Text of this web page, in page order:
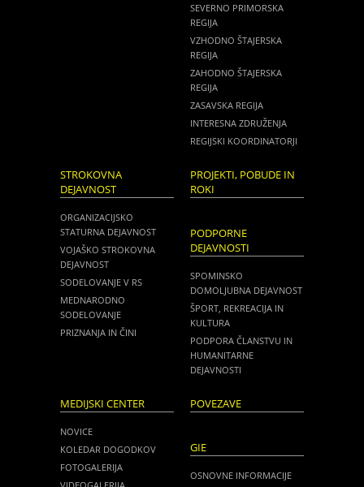
SEVERNO PRIMORSKA
REGIJA
VZHODNO ŠTAJERSKA
REGIJA
ZAHODNO ŠTAJERSKA
REGIJA
ZASAVSKA REGIJA
INTERESNA ZDRUŽENJA
REGIJSKI KOORDINATORJI
STROKOVNA
DEJAVNOST
ORGANIZACIJSKO
STATURNA DEJAVNOST
VOJAŠKO STROKOVNA
DEJAVNOST
SODELOVANJE V RS
MEDNARODNO
SODELOVANJE
PRIZNANJA IN ČINI
PROJEKTI, POBUDE IN
ROKI
PODPORNE
DEJAVNOSTI
SPOMINSKO
DOMOLJUBNA DEJAVNOST
ŠPORT, REKREACIJA IN
KULTURA
PODPORA ČLANSTVU IN
HUMANITARNE
DEJAVNOSTI
MEDIJSKI CENTER
NOVICE
KOLEDAR DOGODKOV
FOTOGALERIJA
POVEZAVE
GIE
OSNOVNE INFORMACIJE